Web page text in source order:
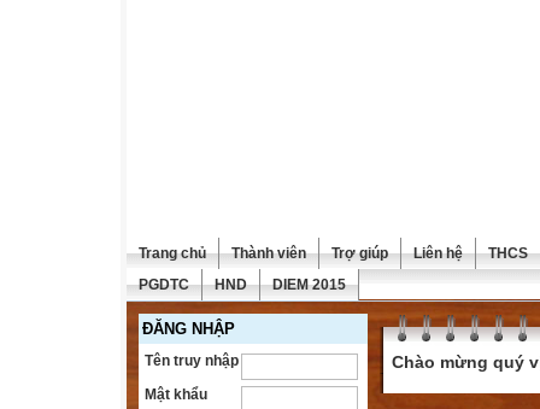
Trang chủ Thành viên Trợ giúp Liên hệ
THCS
PGDTC
HND DIEM 2015
ĐĂNG NHẬP
Tên truy nhập
Mật khẩu
Chào mừng quý